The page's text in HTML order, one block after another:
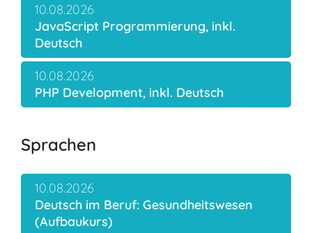
JavaScript Programmierung, inkl.
Deutsch
10.08.2026
PHP Development, inkl. Deutsch
10.08.2026
Sprachen
Deutsch im Beruf: Gesundheitswesen
(Aufbaukurs)
10.08.2026